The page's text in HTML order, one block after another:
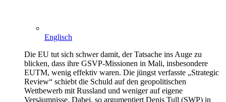
Englisch
Die EU tut sich schwer damit, der Tatsache ins Auge zu
blicken, dass ihre GSVP-Missionen in Mali, insbesondere
EUTM, wenig effektiv waren. Die jüngst verfasste „Strategic
Review“ schiebt die Schuld auf den geopolitischen
Wettbewerb mit Russland und weniger auf eigene
Versäumnisse. Dabei, so argumentiert Denis Tull (SWP) in